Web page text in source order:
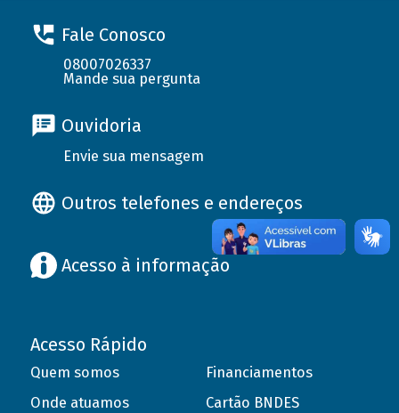
Fale Conosco
08007026337
Mande sua pergunta
Ouvidoria
Envie sua mensagem
Outros telefones e endereços
Acesso à informação
Acesso Rápido
Quem somos
Onde atuamos
Financiamentos
Cartão BNDES